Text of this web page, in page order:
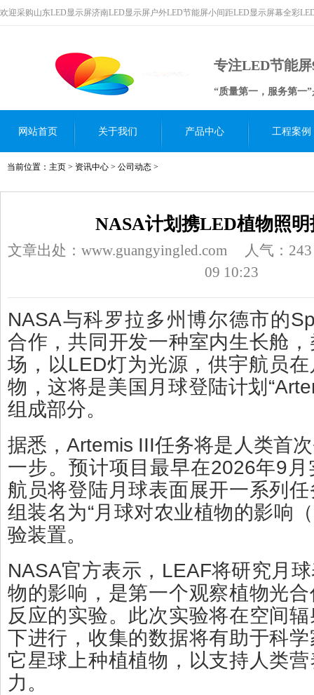
欢迎采购山东LED显示屏济南LED显示屏户外LED节能屏小间距LED显示屏幕全彩
专注LED节能
“质量第一，服务第一
网站首页 关于我们 产品中心 工程案例
当前位置： 主页 > 资讯中心 > 公司动态 >
NASA计划携LED植物照
文章出处：www.guangyingled.com 人气： 243
09 10:23
NASA与科罗拉多州博尔德市的
合作，共同开发一种室内生长舱
场，以LED灯为光源，供宇航员
物，这将是美国月球登陆计划
组成部分。
据悉，Artemis III任务将是人类首
一步。预计项目最早在2026年9
航员将登陆月球表面展开一系列
组装名为“月球对农业植物的影响
验装置。
NASA官方表示，LEAF将研究月
物的影响，是第一个观察植物光
反应的实验。此次实验将在空间
下进行，收集的数据将有助于科
它星球上种植植物，以支持人类
力。